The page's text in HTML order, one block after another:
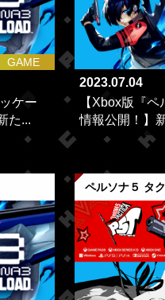
GAME
ケー
た...
2023.07.04
【Xbox版『
情報公開！】
ペルソナ５ タ